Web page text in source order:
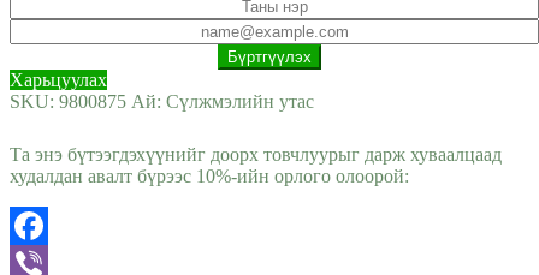
Харьцуулах
SKU: 9800875 Ай: Сүлжмэлийн утас
Та энэ бүтээгдэхүүнийг доорх товчлуурыг дарж хуваалцаад
худалдан авалт бүрээс 10%-ийн орлого олоорой:
Facebook